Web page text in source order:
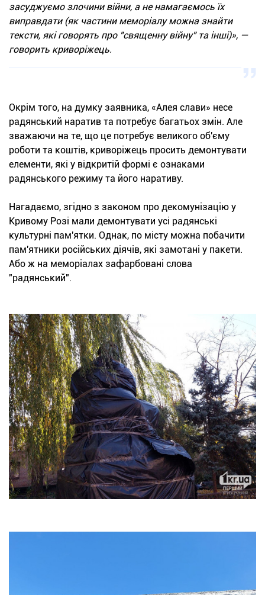
засуджуємо злочини війни, а не намагаємось їх
виправдати (як частини меморіалу можна знайти
тексти, які говорять про "священну війну" та інші)», —
говорить криворіжець.
Окрім того, на думку заявника, «Алея слави» несе
радянський наратив та потребує багатьох змін. Але
зважаючи на те, що це потребує великого об'єму
роботи та коштів, криворіжець просить демонтувати
елементи, які у відкритій формі є ознаками
радянського режиму та його наративу.
Нагадаємо, згідно з законом про декомунізацію у
Кривому Розі мали демонтувати усі радянські
культурні пам'ятки. Однак, по місту можна побачити
пам'ятники російських діячів, які замотані у пакети.
Або ж на меморіалах зафарбовані слова
"радянський".